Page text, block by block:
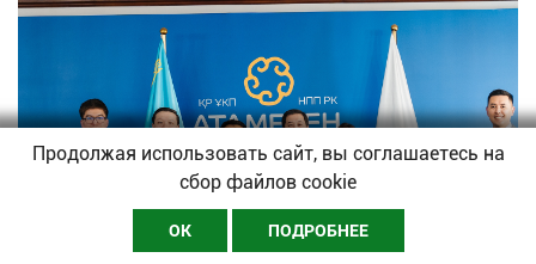
Продолжая использовать сайт, вы соглашаетесь на
сбор файлов cookie
ОК ПОДРОБНЕЕ